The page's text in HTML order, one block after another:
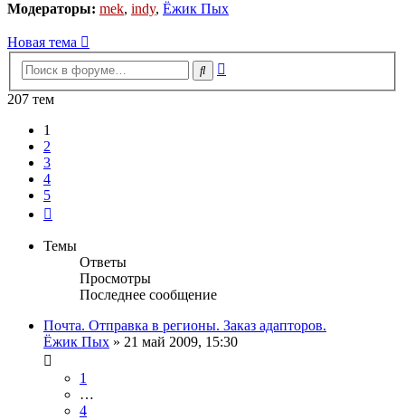
Модераторы: mek, indy, Ёжик Пых
Новая тема
Поиск
207 тем
1
2
3
4
5
Темы
Ответы
Просмотры
Последнее сообщение
Почта. Отправка в регионы. Заказ адапторов.
Ёжик Пых » 21 май 2009, 15:30
1
…
4